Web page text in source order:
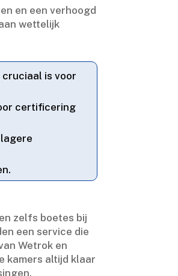
en een verhoogd
wettelijk
is voor
certificering
zelfs boetes bij
een service die
Wetrok en
kamers altijd klaar